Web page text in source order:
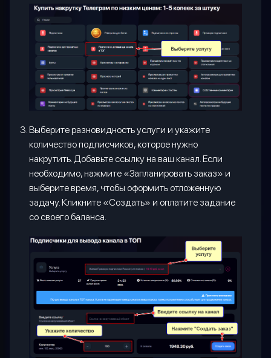
Выберите разновидность услуги и укажите
количество подписчиков, которое нужно
накрутить. Добавьте ссылку на ваш канал. Если
необходимо, нажмите «Запланировать заказ» и
выберите время, чтобы оформить отложенную
задачу. Кликните «Создать» и оплатите задание
со своего баланса.